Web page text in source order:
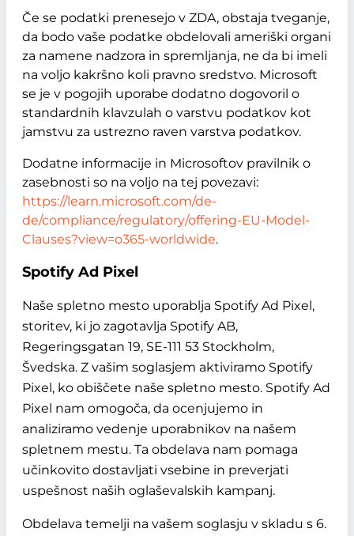
Če se podatki prenesejo v ZDA, obstaja tveganje,
da bodo vaše podatke obdelovali ameriški organi
za namene nadzora in spremljanja, ne da bi imeli
na voljo kakršno koli pravno sredstvo. Microsoft
se je v pogojih uporabe dodatno dogovoril o
standardnih klavzulah o varstvu podatkov kot
jamstvu za ustrezno raven varstva podatkov.
Dodatne informacije in Microsoftov pravilnik o
zasebnosti so na voljo na tej povezavi:
https://learn.microsoft.com/de-
de/compliance/regulatory/offering-EU-Model-
Clauses?view=o365-worldwide.
Spotify Ad Pixel
Naše spletno mesto uporablja Spotify Ad Pixel,
storitev, ki jo zagotavlja Spotify AB,
Regeringsgatan 19, SE-111 53 Stockholm,
Švedska. Z vašim soglasjem aktiviramo Spotify
Pixel, ko obiščete naše spletno mesto. Spotify Ad
Pixel nam omogoča, da ocenjujemo in
analiziramo vedenje uporabnikov na našem
spletnem mestu. Ta obdelava nam pomaga
učinkovito dostavljati vsebine in preverjati
uspešnost naših oglaševalskih kampanj.
Obdelava temelji na vašem soglasju v skladu s 6.